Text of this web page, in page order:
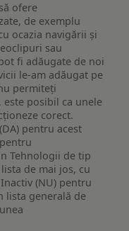
ofere
de exemplu
ocazia navigării și
sau
fi adăugate de noi
le-am adăugat pe
permiteți
este posibil ca unele
corect.
pentru acest
Tehnologii de tip
de mai jos, cu
(NU) pentru
lista generală de